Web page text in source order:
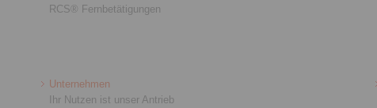
RCS® Fernbetätigungen
Unternehmen
Ihr Nutzen ist unser Antrieb